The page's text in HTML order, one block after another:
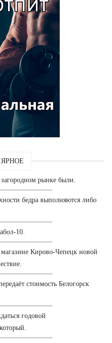
рынке были.
бедра выполняются либо
10.
Кирово-Чепецк новой
стоимость Белогорск
годовой